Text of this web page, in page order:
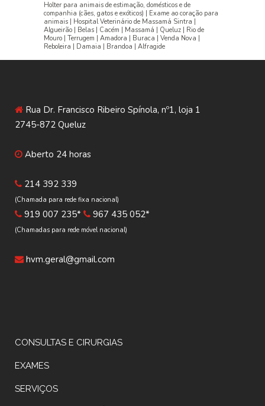
Holter para animais de estimação, domésticos e de
companhia (cães, gatos e exóticos) | Exame ao coração para
animais | Hospital Veterinário de Massamá Sintra |
Algueirão | Belas | Cacém | Massamá | Queluz | Rio de
Mouro | Terrugem | Amadora | Buraca | Venda Nova |
Reboleira | Damaia | Brandoa | Alfragide
Rua Dr. Francisco Ribeiro Spínola, nº1, loja 1
2745-872 Queluz
Aberto 24 horas
214 392 339
(Chamada para rede fixa nacional)
919 007 235* 967 435 052*
(Chamadas para rede móvel nacional)
hvm.geral@gmail.com
CONSULTAS E CIRURGIAS
EXAMES
SERVIÇOS